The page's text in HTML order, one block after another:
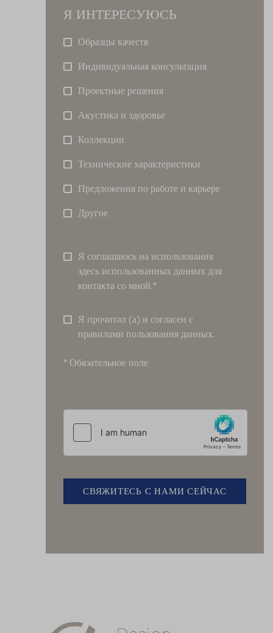
Я ИНТЕРЕСУЮСЬ
Образцы качеств
Индивидуальная консультация
Проектные решения
Акустика и здоровье
Коллекции
Технические характеристики
Предложения по работе и карьере
Другое
Я соглашаюсь на использования
здесь использованных данных для
контакта со мной.*
Я прочитал (а) и согласен с
правилами пользования данных.
* Обязательное поле
СВЯЖИТЕСЬ С НАМИ СЕЙЧАС